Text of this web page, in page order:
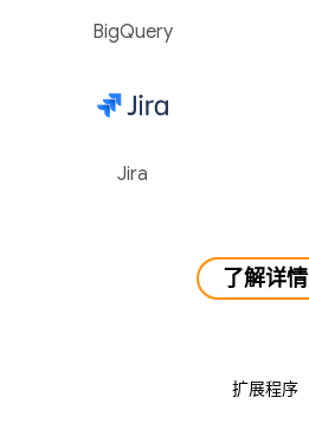
BigQuery
Jira
了解详情
扩展程序